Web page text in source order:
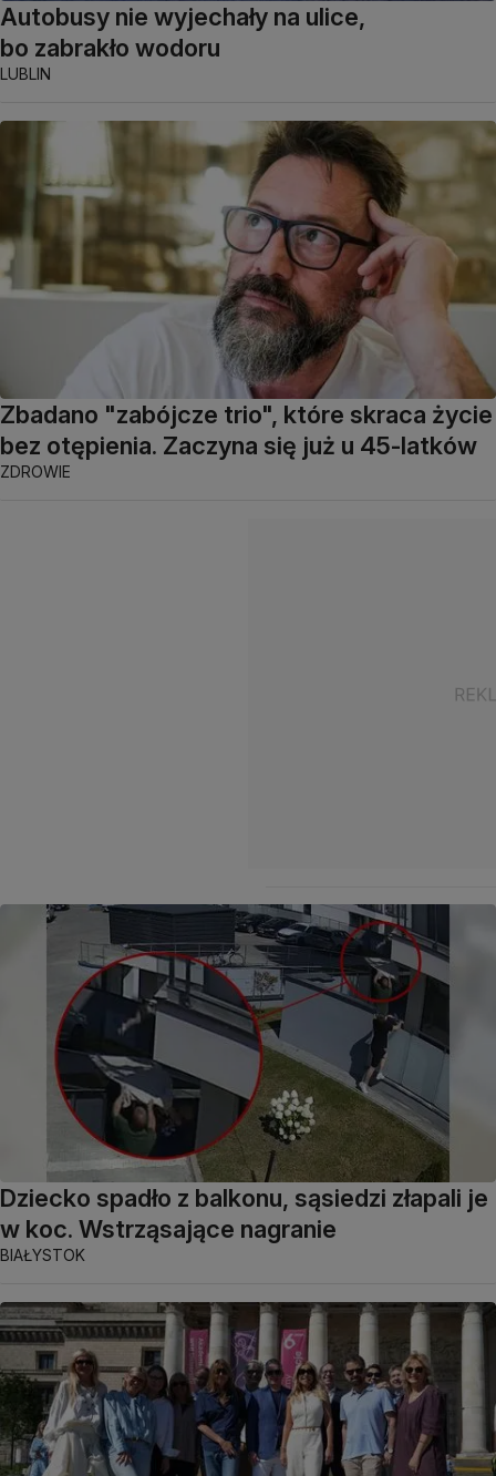
Autobusy nie wyjechały na ulice,
bo zabrakło wodoru
LUBLIN
Zbadano "zabójcze trio", które skraca życie
bez otępienia. Zaczyna się już u 45-latków
ZDROWIE
Dziecko spadło z balkonu, sąsiedzi złapali je
w koc. Wstrząsające nagranie
BIAŁYSTOK